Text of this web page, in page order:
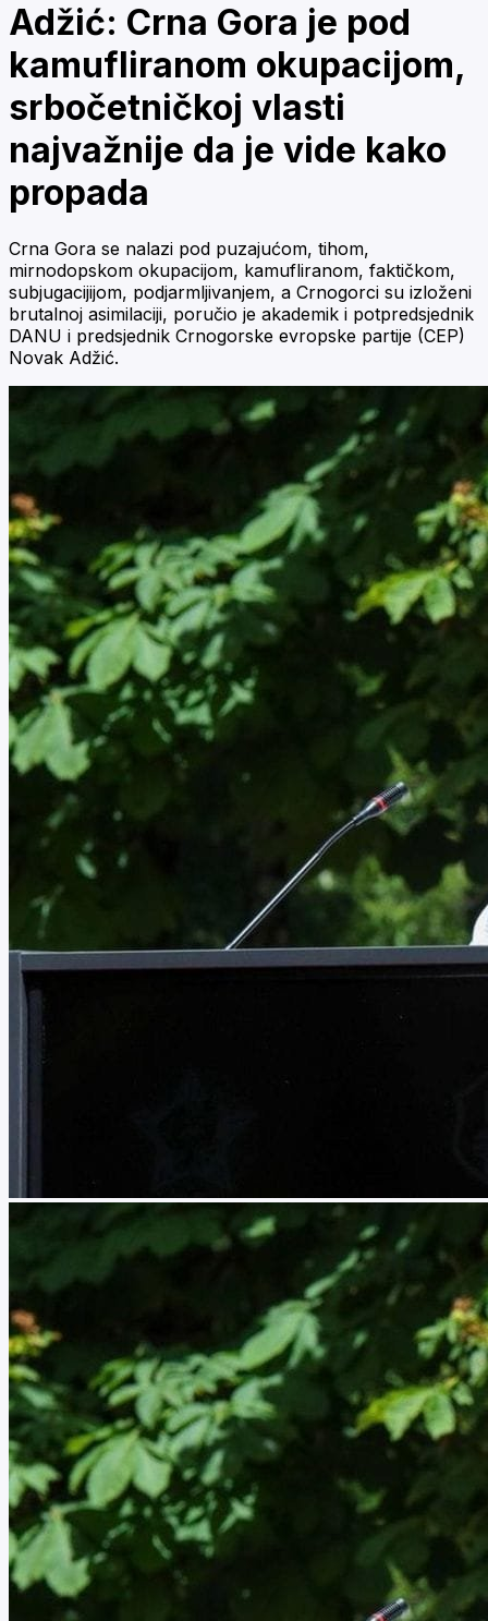
Adžić: Crna Gora je pod
kamufliranom okupacijom,
srbočetničkoj vlasti
najvažnije da je vide kako
propada
Crna Gora se nalazi pod puzajućom, tihom,
mirnodopskom okupacijom, kamufliranom, faktičkom,
subjugacijijom, podjarmljivanjem, a Crnogorci su izloženi
brutalnoj asimilaciji, poručio je akademik i potpredsjednik
DANU i predsjednik Crnogorske evropske partije (CEP)
Novak Adžić.